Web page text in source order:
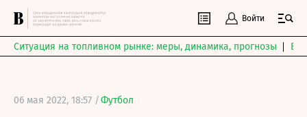
Войти
Ситуация на топливном рынке: меры, динамика, прогнозы
06 мая 2022, 18:57 /Футбол